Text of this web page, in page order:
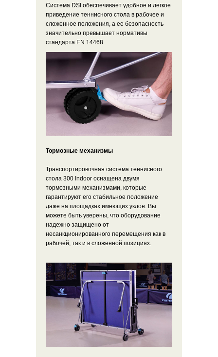
Система DSI обеспечивает удобное и легкое
приведение теннисного стола в рабочее и
сложенное положения, а ее безопасность
значительно превышает нормативы
стандарта EN 14468.
Тормозные механизмы
Транспортировочная система теннисного
стола 300 Indoor оснащена двумя
тормозными механизмами, которые
гарантируют его стабильное положение
даже на площадках имеющих уклон. Вы
можете быть уверены, что оборудование
надежно защищено от
несанкционированного перемещения как в
рабочей, так и в сложенной позициях.